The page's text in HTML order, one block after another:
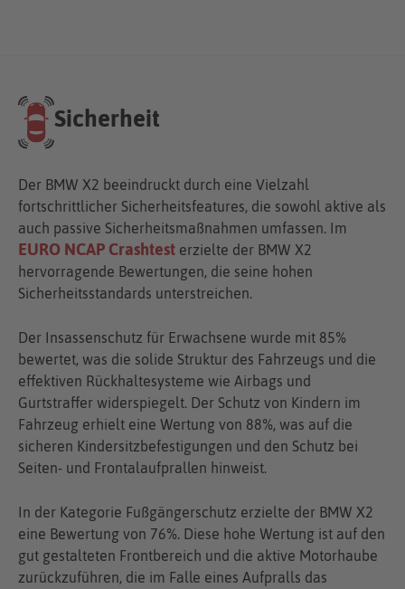
Sicherheit
Der BMW X2 beeindruckt durch eine Vielzahl
fortschrittlicher Sicherheitsfeatures, die sowohl aktive als
auch passive Sicherheitsmaßnahmen umfassen. Im
EURO NCAP Crashtest erzielte der BMW X2
hervorragende Bewertungen, die seine hohen
Sicherheitsstandards unterstreichen.
Der Insassenschutz für Erwachsene wurde mit 85%
bewertet, was die solide Struktur des Fahrzeugs und die
effektiven Rückhaltesysteme wie Airbags und
Gurtstraffer widerspiegelt. Der Schutz von Kindern im
Fahrzeug erhielt eine Wertung von 88%, was auf die
sicheren Kindersitzbefestigungen und den Schutz bei
Seiten- und Frontalaufprallen hinweist.
In der Kategorie Fußgängerschutz erzielte der BMW X2
eine Bewertung von 76%. Diese hohe Wertung ist auf den
gut gestalteten Frontbereich und die aktive Motorhaube
zurückzuführen, die im Falle eines Aufpralls das